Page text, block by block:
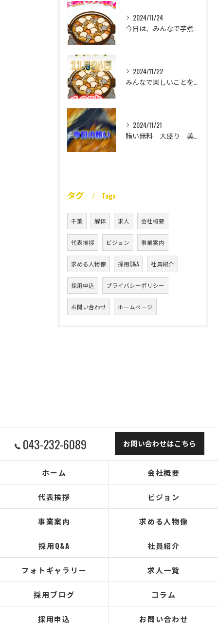
2024/11/24
2024/11/22
2024/11/21
タグ Tags
千葉 解体 求人 会社概要
代表挨拶 ビジョン 事業案内
求める人物像 採用Q&A 社員紹介
採用申込 プライバシーポリシー
お問い合わせ ホームページ
043-232-6089 お問い合わせはこちら
ホーム 会社概要
代表挨拶 ビジョン
事業案内 求める人物像
採用Q&A 社員紹介
フォトギャラリー 求人一覧
採用ブログ コラム
採用申込 お問い合わせ